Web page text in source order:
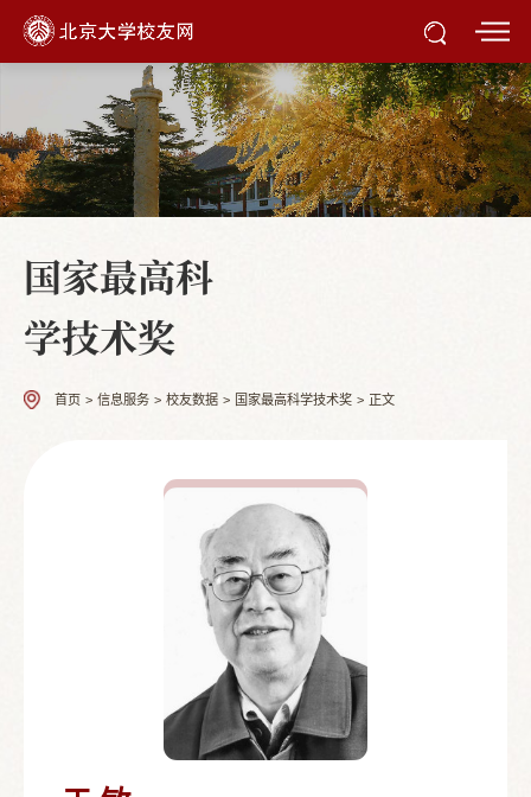
国家最高科
学技术奖
首页 > 信息服务 > 校友数据 > 国家最高科学技术奖 > 正文